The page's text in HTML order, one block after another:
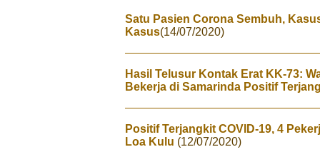
Satu Pasien Corona Sembuh,
Kasus(14/07/2020)
Hasil Telusur Kontak Erat KK-73:
Bekerja di Samarinda Positif
Positif Terjangkit COVID-19, 4
Loa Kulu (12/07/2020)